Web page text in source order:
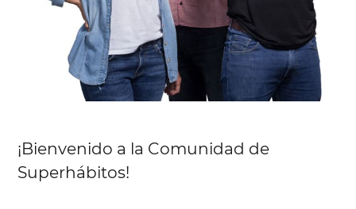
¡Bienvenido a la Comunidad de
Superhábitos!